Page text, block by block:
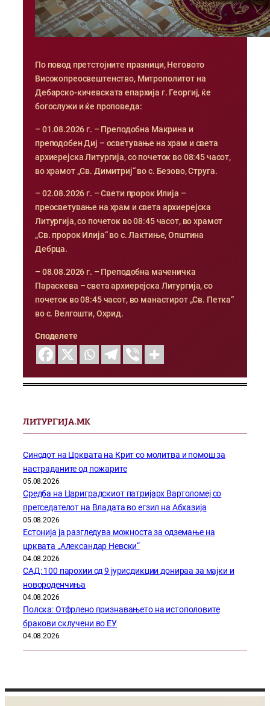
По повод претстојните празници, Неговото
Високопреосвештенство, Митрополитот на
Дебарско-кичевската епархија г. Георгиј, ќе
богослужи и ќе проповеда:
– 01.08.2026 г. – Преподобна Макрина и
преподобен Диј – осветување на храм и света
архиерејска Литургија, со почеток во 08:45 часот,
во храмот „Св. Димитриј“ во с. Безово, Струга.
– 02.08.2026 г. – Свети пророк Илија –
преосветување на храм и света архиерејска
Литургија, со почеток во 08:45 часот, во храмот
„Св. пророк Илија“ во с. Лактиње, Општина
Дебрца.
– 08.08.2026 г. – Преподобна маченичка
Параскева – света архиерејска Литургија, со
почеток во 08:45 часот, во манастирот „Св. Петка“
во с. Велгошти, Охрид.
Споделете
ЛИТУРГИЈА.МК
Синодот на Црквата на Крит со молитва и помош за
настраданите од пожарите
05.08.2026
Средба на Цариградскиот патријарх Вартоломеј со
претседателот на Владата во егзил на Абхазија
05.08.2026
Естонија ја разгледува можноста за одземање на
црквата „Александар Невски“
04.08.2026
САД: 100 парохии од 9 јурисдикции донираа за мајки и
новороденчиња
04.08.2026
Полска: Отфрлено признавањето на истополовите
бракови склучени во ЕУ
04.08.2026